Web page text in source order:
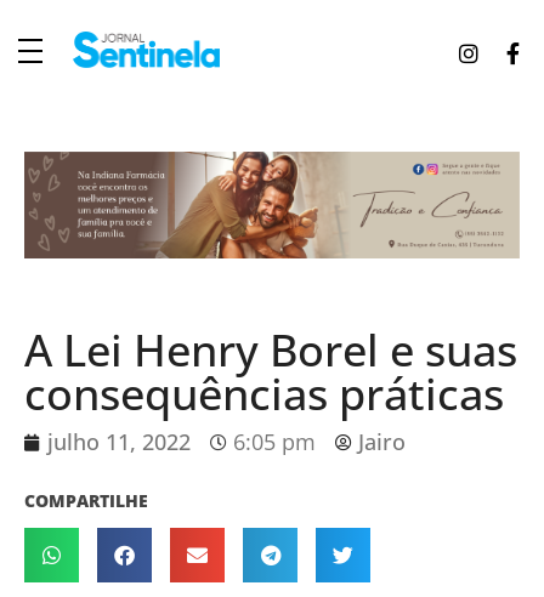
A Lei Henry Borel e suas
consequências práticas
julho 11, 2022 6:05 pm Jairo
COMPARTILHE